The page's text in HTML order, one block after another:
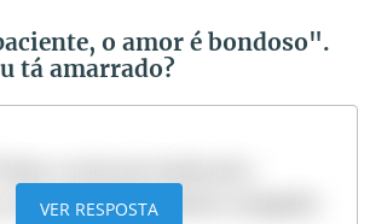
o amor é bondoso".
tá amarrado?
em que Paulo escreve a respeito
VER RESPOSTA